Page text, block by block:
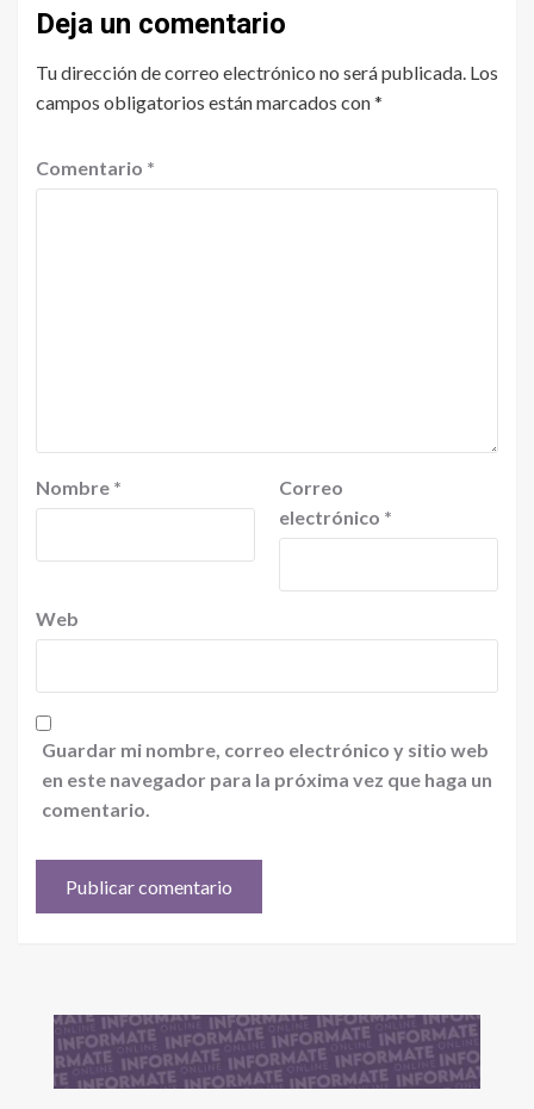
Deja un comentario
Tu dirección de correo electrónico no será publicada. Los
campos obligatorios están marcados con*
Comentario *
Nombre *
Correo
electrónico *
Web
Guardar mi nombre, correo electrónico y sitio web
en este navegador para la próxima vez que haga un
comentario.